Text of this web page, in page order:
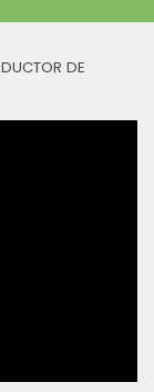
DE